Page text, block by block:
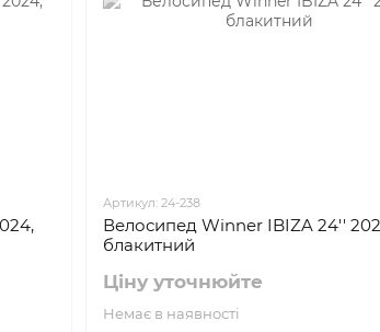
Артикул: 24-238
Велосипед Winner IBIZA 24''
блакитний
Ціну уточнюйте
Немає в наявності